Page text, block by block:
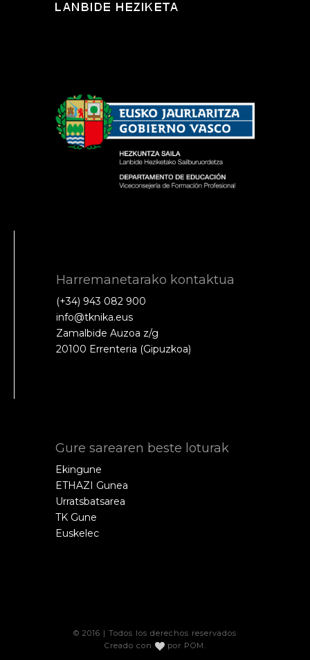
Harremanetarako kontaktua
(+34) 943 082 900
info@tknika.eus
Zamalbide Auzoa z/g
20100 Errenteria (Gipuzkoa)
Gure sarearen beste loturak
Ekingune
ETHAZI Gunea
Urratsbatsarea
TK Gune
Euskelec
© 2016 | Todos los derechos reservados
Creado con
por POM